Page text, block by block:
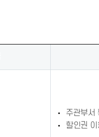
주관부서
할인권